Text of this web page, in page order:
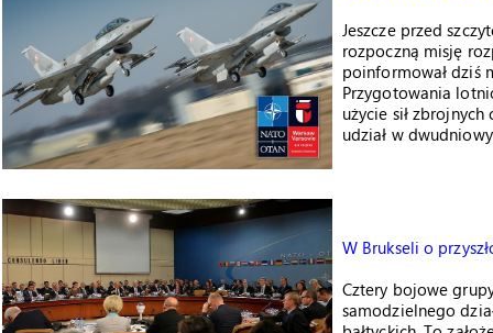
Jeszcze przed
rozpoczną misję
poinformował dziś
Przygotowania
użycie sił
udział w
W Brukseli o
Cztery bojowe
samodzielnego